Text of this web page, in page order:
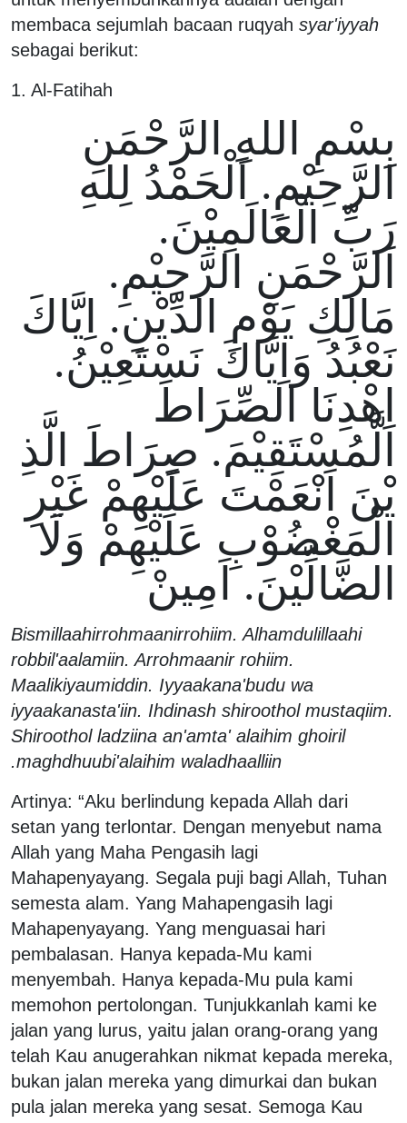
membaca sejumlah bacaan ruqyah syar'iyyah
sebagai berikut:
1. Al-Fatihah
بِسْمِ اللهِ الرَّحْمَنِ
الرَّحِيْمِ. اَلْحَمْدُ لِلهِ
رَبِّ الْعَالَمِيْنَ.
اَلرَّحْمَنِ الرَّحِيْمِ.
مَالِكِ يَوْمِ الدِّيْنِ. اِيَّاكَ
نَعْبُدُ وَاِيَّاكَ نَسْتَعِيْنُ.
اِهْدِنَا الصِّرَاطَ
الَّمُسْتَقِيْمَ. صِرَاطَ الَّذِ
يْنَ اَنْعَمْتَ عَلَيْهِمْ غَيْرِ
الْمَغْضُوْبِ عَلَيْهِمْ وَلَا
الضَّالِّيْنَ. اَمِينْ
Bismillaahirrohmaanirrohiim. Alhamdulillaahi
robbil'aalamiin. Arrohmaanir rohiim.
Maalikiyaumiddin. Iyyaakana'budu wa
iyyaakanasta'iin. Ihdinash shiroothol mustaqiim.
Shiroothol ladziina an'amta' alaihim ghoiril
maghdhuubi'alaihim waladhaalliin.
Artinya: “Aku berlindung kepada Allah dari
setan yang terlontar. Dengan menyebut nama
Allah yang Maha Pengasih lagi
Mahapenyayang. Segala puji bagi Allah, Tuhan
semesta alam. Yang Mahapengasih lagi
Mahapenyayang. Yang menguasai hari
pembalasan. Hanya kepada-Mu kami
menyembah. Hanya kepada-Mu pula kami
memohon pertolongan. Tunjukkanlah kami ke
jalan yang lurus, yaitu jalan orang-orang yang
telah Kau anugerahkan nikmat kepada mereka,
bukan jalan mereka yang dimurkai dan bukan
pula jalan mereka yang sesat. Semoga Kau